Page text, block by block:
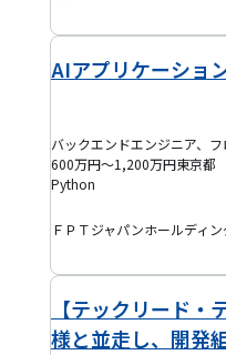
AIアプリケーショ
600万円～1,200万円東京都
Python
ＦＰＴジャパンホールディ
【テックリード
様と並走し、開発